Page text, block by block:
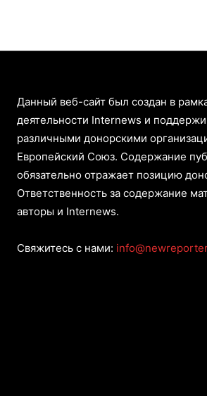
Данный веб-сайт был создан в
деятельности Internews и
различными донорскими
Европейский Союз. Содержание
обязательно отражает позицию
Ответственность за содержание
авторы и Internews.
Свяжитесь с нами: